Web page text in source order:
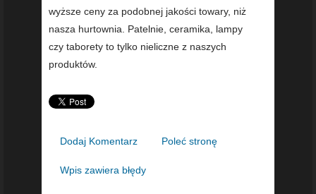
wyższe ceny za podobnej jakości towary, niż
nasza hurtownia. Patelnie, ceramika, lampy
czy taborety to tylko nieliczne z naszych
produktów.
Dodaj Komentarz Poleć stronę
Wpis zawiera błędy